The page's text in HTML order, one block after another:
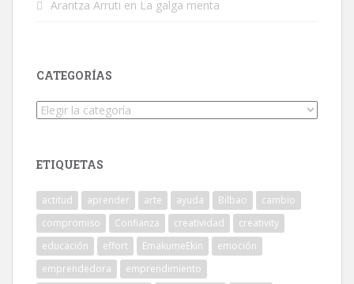
Arantza Arruti en La galga menta
CATEGORÍAS
Categorías
ETIQUETAS
actitud aprender arte ayuda Bilbao
cambio
compromiso
Confianza creatividad
creativity
educación
effort EmakumeEkin
emoción
emprendedora
emprendimiento